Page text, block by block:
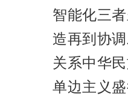
智能化三
造再到协
关系中华
单边主义